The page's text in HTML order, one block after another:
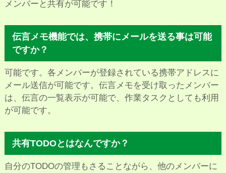
メンバーと共有が可能です！
伝言メモ機能では、携帯にメールを送る事は可能
ですか？
可能です。各メンバーが登録されている携帯アドレスに
メール送信が可能です。伝言メモを受け取ったメンバー
は、伝言の一覧表示が可能で、作業タスクとしても利用
が可能です。
共有TODOとはなんですか？
自分のTODOの管理もさることながら、他のメンバーに